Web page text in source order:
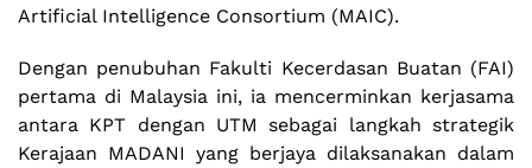
Artificial Intelligence Consortium (MAIC).
Dengan penubuhan Fakulti Kecerdasan Buatan (FAI)
pertama di Malaysia ini, ia mencerminkan kerjasama
antara KPT dengan UTM sebagai langkah strategik
Kerajaan MADANI yang berjaya dilaksanakan dalam